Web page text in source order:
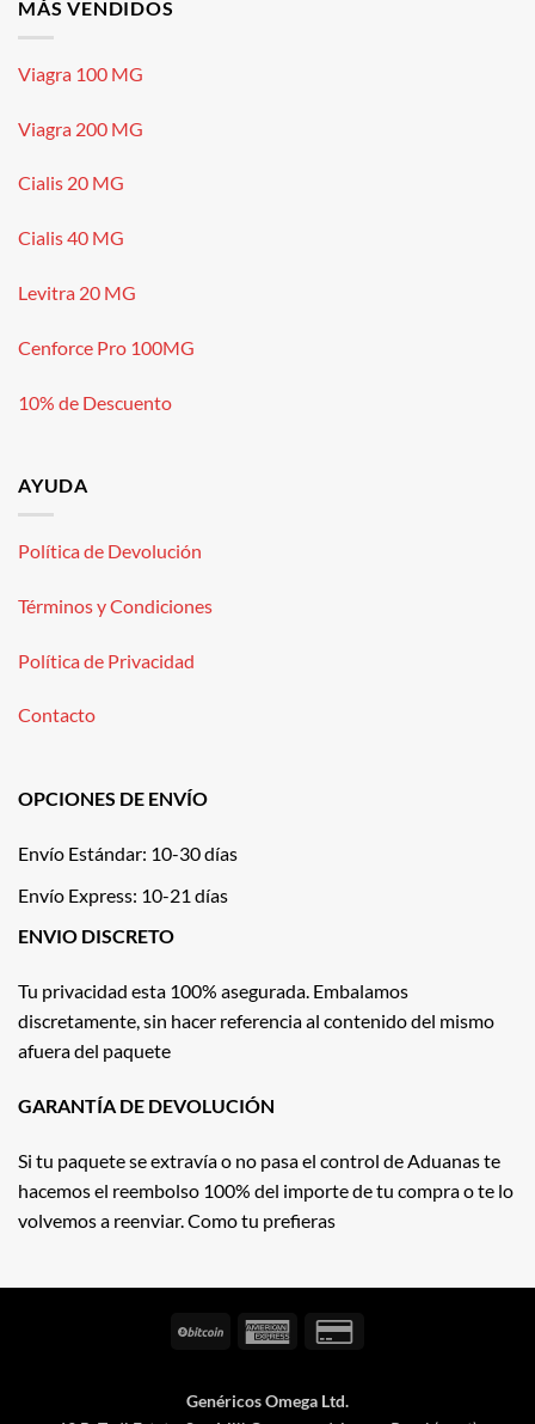
MÁS VENDIDOS
Viagra 100 MG
Viagra 200 MG
Cialis 20 MG
Cialis 40 MG
Levitra 20 MG
Cenforce Pro 100MG
10% de Descuento
AYUDA
Política de Devolución
Términos y Condiciones
Política de Privacidad
Contacto
OPCIONES DE ENVÍO
Envío Estándar: 10-30 días
Envío Express: 10-21 días
ENVIO DISCRETO
Tu privacidad esta 100% asegurada. Embalamos
discretamente, sin hacer referencia al contenido del mismo
afuera del paquete
GARANTÍA DE DEVOLUCIÓN
Si tu paquete se extravía o no pasa el control de Aduanas te
hacemos el reembolso 100% del importe de tu compra o te lo
volvemos a reenviar. Como tu prefieras
BitCoin
American
Genéricos Omega Ltd.